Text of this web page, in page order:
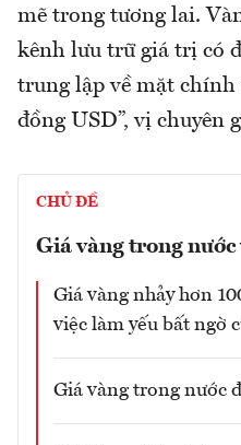
mẽ trong tương lai.
kênh lưu trữ giá trị có
trung lập về mặt chính
đồng USD”, vị chuyên
CHỦ ĐỀ
Giá vàng trong nước
Giá vàng nhảy hơn
việc làm yếu bất ngờ
Giá vàng trong nước